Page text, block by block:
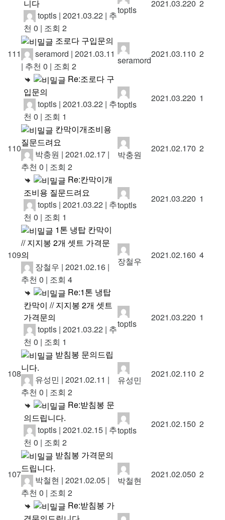
니다
toptls | 2021.03.22 | 추
천 0 | 조회 2
toptls
2021.03.220 2
111
조로다 구입문의
seramord | 2021.03.11
| 추천 0 | 조회 2
seramord
2021.03.110 2
Re:조로다 구
입문의
toptls | 2021.03.22 | 추
천 0 | 조회 1
toptls
2021.03.220 1
110
칸막이개조비용
질문드려요
박충원 | 2021.02.17 |
추천 0 | 조회 2
박충원
2021.02.170 2
Re:칸막이개
조비용 질문드려요
toptls | 2021.03.22 | 추
천 0 | 조회 1
toptls
2021.03.220 1
109
1톤 냉탑 칸막이
// 지지봉 2개 셋트 가격문
의
장철우 | 2021.02.16 |
추천 0 | 조회 4
장철우
2021.02.160 4
Re:1톤 냉탑
칸막이 // 지지봉 2개 셋트
가격문의
toptls | 2021.03.22 | 추
천 0 | 조회 1
toptls
2021.03.220 1
108
받침봉 문의드립
니다.
유성민 | 2021.02.11 |
추천 0 | 조회 2
유성민
2021.02.110 2
Re:받침봉 문
의드립니다.
toptls | 2021.02.15 | 추
천 0 | 조회 2
toptls
2021.02.150 2
107
받침봉 가격문의
드립니다.
박철현 | 2021.02.05 |
추천 0 | 조회 2
박철현
2021.02.050 2
Re:받침봉 가